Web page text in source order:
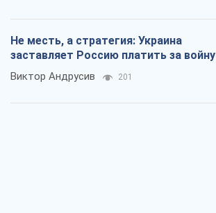
Не месть, а стратегия: Украина
заставляет Россию платить за войну
Виктор Андрусив 201